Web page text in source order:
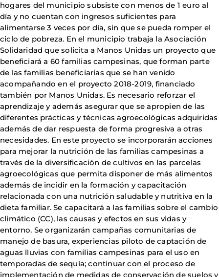
hogares del municipio subsiste con menos de 1 euro al
día y no cuentan con ingresos suficientes para
alimentarse 3 veces por día, sin que se pueda romper el
ciclo de pobreza. En el municipio trabaja la Asociación
Solidaridad que solicita a Manos Unidas un proyecto que
beneficiará a 60 familias campesinas, que forman parte
de las familias beneficiarias que se han venido
acompañando en el proyecto 2018-2019, financiado
también por Manos Unidas. Es necesario reforzar el
aprendizaje y además asegurar que se apropien de las
diferentes prácticas y técnicas agroecológicas adquiridas
además de dar respuesta de forma progresiva a otras
necesidades. En este proyecto se incorporarán acciones
para mejorar la nutrición de las familias campesinas a
través de la diversificación de cultivos en las parcelas
agroecológicas que permita disponer de más alimentos
además de incidir en la formación y capacitación
relacionada con una nutrición saludable y nutritiva en la
dieta familiar. Se capacitará a las familias sobre el cambio
climático (CC), las causas y efectos en sus vidas y
entorno. Se organizarán campañas comunitarias de
manejo de basura, experiencias piloto de captación de
aguas lluvias con familias campesinas para el uso en
temporadas de sequía; continuar con el proceso de
implementación de medidas de conservación de suelos y